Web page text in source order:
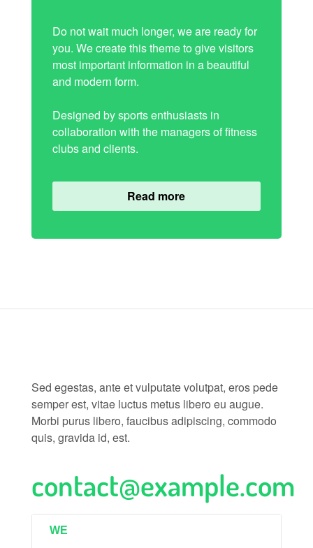
I am text block. Click edit button to change this
text. Lorem ipsum dolor sit amet, consectetur
adipiscing elit. Ut elit tellus, luctus nec ullamcorper
mattis, pulvinar dapibus leo.
Do not wait much longer, we are ready for
you. We create this theme to give visitors
most important information in a beautiful
and modern form.
Designed by sports enthusiasts in
collaboration with the managers of fitness
clubs and clients.
Read more
Sed egestas, ante et vulputate volutpat, eros pede
semper est, vitae luctus metus libero eu augue.
Morbi purus libero, faucibus adipiscing, commodo
quis, gravida id, est.
contact@example.com
WE